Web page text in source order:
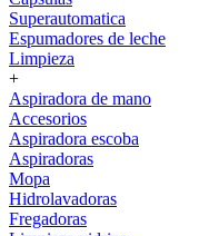
Superautomatica
Espumadores de leche
Limpieza
+
Aspiradora de mano
Accesorios
Aspiradora escoba
Aspiradoras
Mopa
Hidrolavadoras
Fregadoras